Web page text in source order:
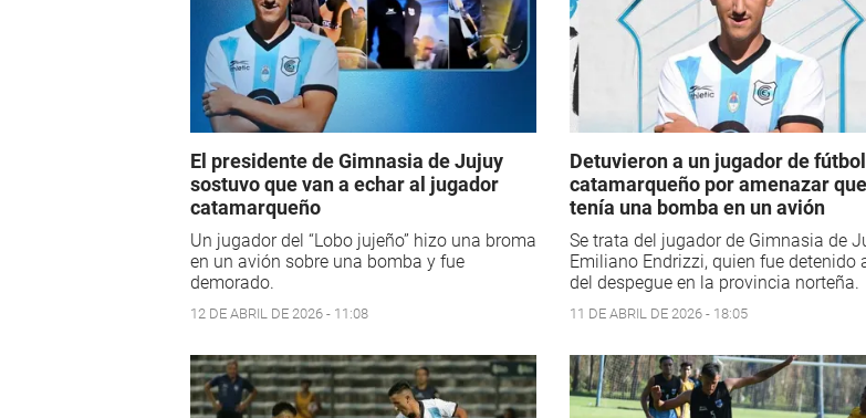
El presidente de Gimnasia de Jujuy
sostuvo que van a echar al jugador
catamarqueño
Un jugador del “Lobo jujeño” hizo una broma
en un avión sobre una bomba y fue
demorado.
12 DE ABRIL DE 2026 - 11:08
Detuvieron a un jugador de fútbol
catamarqueño por amenazar que
tenía una bomba en un avión
Se trata del jugador de Gimnasia de
Emiliano Endrizzi, quien fue detenido
del despegue en la provincia norteña.
11 DE ABRIL DE 2026 - 18:05